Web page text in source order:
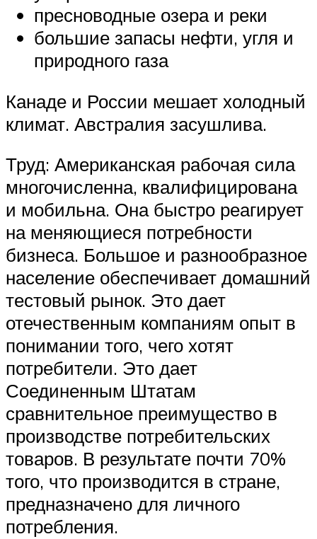
пресноводные озера и реки
большие запасы нефти, угля и
природного газа
Канаде и России мешает холодный
климат. Австралия засушлива.
Труд: Американская рабочая сила
многочисленна, квалифицирована
и мобильна. Она быстро реагирует
на меняющиеся потребности
бизнеса. Большое и разнообразное
население обеспечивает домашний
тестовый рынок. Это дает
отечественным компаниям опыт в
понимании того, чего хотят
потребители. Это дает
Соединенным Штатам
сравнительное преимущество в
производстве потребительских
товаров. В результате почти 70%
того, что производится в стране,
предназначено для личного
потребления.